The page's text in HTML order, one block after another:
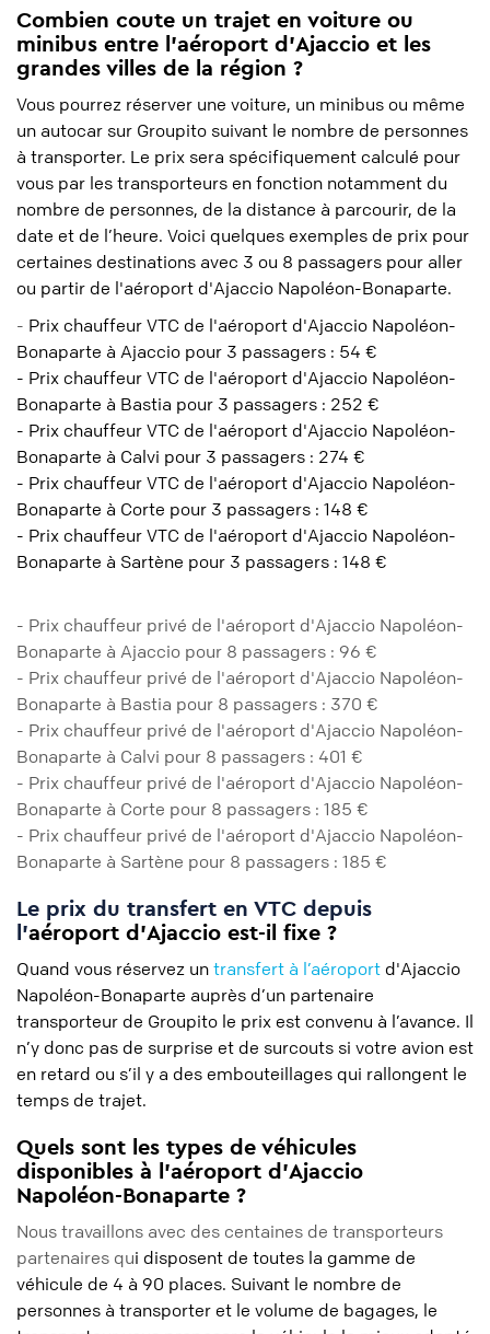
Combien coute un trajet en voiture ou
minibus entre l'aéroport d'Ajaccio et les
grandes villes de la région ?
Vous pourrez réserver une voiture, un minibus ou même
un autocar sur Groupito suivant le nombre de personnes
à transporter. Le prix sera spécifiquement calculé pour
vous par les transporteurs en fonction notamment du
nombre de personnes, de la distance à parcourir, de la
date et de l’heure. Voici quelques exemples de prix pour
certaines destinations avec 3 ou 8 passagers pour aller
ou partir de l'aéroport d'Ajaccio Napoléon-Bonaparte.
- Prix chauffeur VTC de l'aéroport d'Ajaccio Napoléon-
Bonaparte à Ajaccio pour 3 passagers : 54 €
- Prix chauffeur VTC de l'aéroport d'Ajaccio Napoléon-
Bonaparte à Bastia pour 3 passagers : 252 €
- Prix chauffeur VTC de l'aéroport d'Ajaccio Napoléon-
Bonaparte à Calvi pour 3 passagers : 274 €
- Prix chauffeur VTC de l'aéroport d'Ajaccio Napoléon-
Bonaparte à Corte pour 3 passagers : 148 €
- Prix chauffeur VTC de l'aéroport d'Ajaccio Napoléon-
Bonaparte à Sartène pour 3 passagers : 148 €
- Prix chauffeur privé de l'aéroport d'Ajaccio Napoléon-
Bonaparte à Ajaccio pour 8 passagers : 96 €
- Prix chauffeur privé de l'aéroport d'Ajaccio Napoléon-
Bonaparte à Bastia pour 8 passagers : 370 €
- Prix chauffeur privé de l'aéroport d'Ajaccio Napoléon-
Bonaparte à Calvi pour 8 passagers : 401 €
- Prix chauffeur privé de l'aéroport d'Ajaccio Napoléon-
Bonaparte à Corte pour 8 passagers : 185 €
- Prix chauffeur privé de l'aéroport d'Ajaccio Napoléon-
Bonaparte à Sartène pour 8 passagers : 185 €
Le prix du transfert en VTC depuis
l'aéroport d'Ajaccio est-il fixe ?
Quand vous réservez un transfert à l’aéroport d'Ajaccio
Napoléon-Bonaparte auprès d’un partenaire
transporteur de Groupito le prix est convenu à l’avance. Il
n’y donc pas de surprise et de surcouts si votre avion est
en retard ou s’il y a des embouteillages qui rallongent le
temps de trajet.
Quels sont les types de véhicules
disponibles à l'aéroport d'Ajaccio
Napoléon-Bonaparte ?
Nous travaillons avec des centaines de transporteurs
partenaires qui disposent de toutes la gamme de
véhicule de 4 à 90 places. Suivant le nombre de
personnes à transporter et le volume de bagages, le